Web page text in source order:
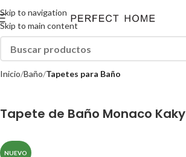
Skip to navigation
Skip to main content
Inicio Baño Tapetes para Baño
Tapete de Baño Monaco Kaky
NUEVO